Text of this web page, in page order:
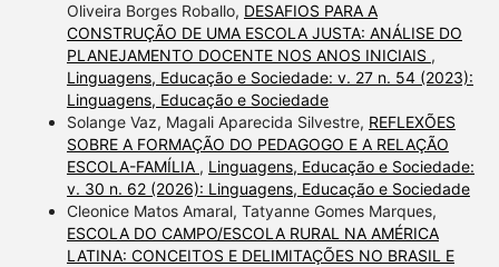
Oliveira Borges Roballo, DESAFIOS PARA A
CONSTRUÇÃO DE UMA ESCOLA JUSTA: ANÁLISE DO
PLANEJAMENTO DOCENTE NOS ANOS INICIAIS ,
Linguagens, Educação e Sociedade: v. 27 n. 54 (2023):
Linguagens, Educação e Sociedade
Solange Vaz, Magali Aparecida Silvestre, REFLEXÕES
SOBRE A FORMAÇÃO DO PEDAGOGO E A RELAÇÃO
ESCOLA-FAMÍLIA , Linguagens, Educação e Sociedade:
v. 30 n. 62 (2026): Linguagens, Educação e Sociedade
Cleonice Matos Amaral, Tatyanne Gomes Marques,
ESCOLA DO CAMPO/ESCOLA RURAL NA AMÉRICA
LATINA: CONCEITOS E DELIMITAÇÕES NO BRASIL E